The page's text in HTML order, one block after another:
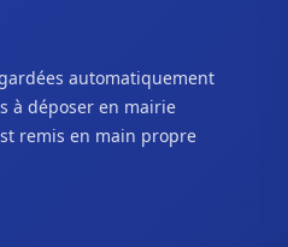
automatiquement
à déposer en mairie
remis en main propre